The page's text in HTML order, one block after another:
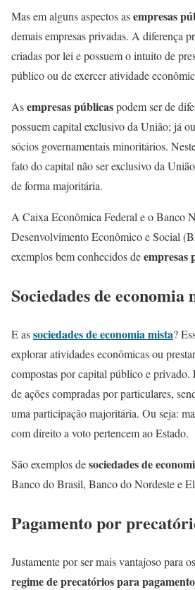
Mas em alguns aspectos asempresas
demais empresas privadas. A diferença
criadas por lei e possuem o intuito de
público ou de exercer atividade
Asempresas públicaspodem ser de
possuem capital exclusivo da União; já
sócios governamentais minoritários.
fato do capital não ser exclusivo da
de forma majoritária.
A Caixa Econômica Federal e o Banco
Desenvolvimento Econômico e Social
exemplos bem conhecidos deempresas
Sociedades de economia
E associedades de economia mista?
explorar atividades econômicas ou
compostas por capital público e privado.
de ações compradas por particulares,
uma participação majoritária. Ou seja:
com direito a voto pertencem ao Estado.
São exemplos desociedades de
Banco do Brasil, Banco do Nordeste e
Pagamento por
Justamente por ser mais vantajoso para
regime de precatórios para